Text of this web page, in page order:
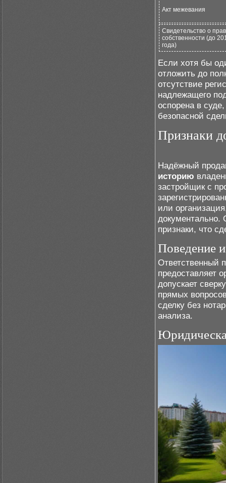
Акт межевания
Свидетельство о
собственности (до
года)
Если хотя бы
отложить до
отсутствие
надлежащего
оспорена в
безопасной
Признаки
Надёжный
историю
застройщик с
или
документально.
признаки, что
Поведение
Ответственный
предоставляет
допускает
прямых
сделку без
анализа.